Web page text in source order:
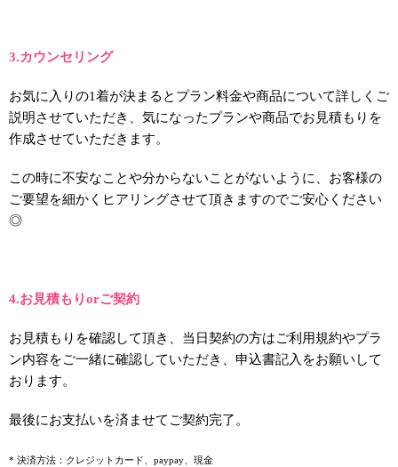
3.カウンセリング
お気に入りの1着が決まるとプラン料金や商品について詳しくご
説明させていただき、気になったプランや商品でお見積もりを
作成させていただきます。
この時に不安なことや分からないことがないように、お客様の
ご要望を細かくヒアリングさせて頂きますのでご安心ください
◎
4.お見積もりorご契約
お見積もりを確認して頂き、当日契約の方はご利用規約やプラ
ン内容をご一緒に確認していただき、申込書記入をお願いして
おります。
最後にお支払いを済ませてご契約完了。
* 決済方法：クレジットカード、paypay、現金